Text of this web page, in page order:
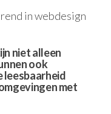
in webdesign
niet alleen
ook
leesbaarheid
met